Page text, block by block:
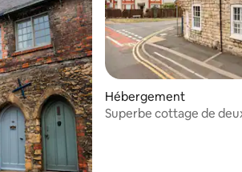
Hébergement
Superbe cottage de